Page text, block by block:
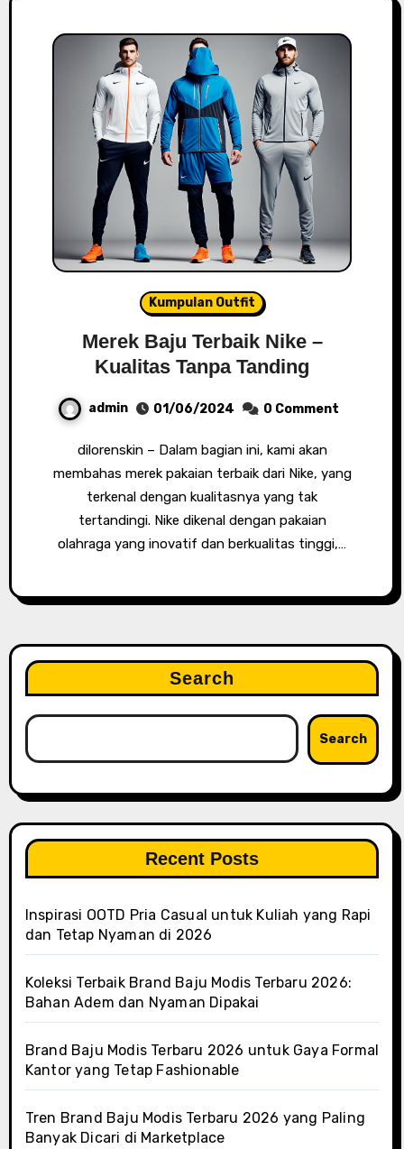
Kumpulan Outfit
Merek Baju Terbaik Nike –
Kualitas Tanpa Tanding
admin 01/06/2024 0 Comment
dilorenskin – Dalam bagian ini, kami akan
membahas merek pakaian terbaik dari Nike, yang
terkenal dengan kualitasnya yang tak
tertandingi. Nike dikenal dengan pakaian
olahraga yang inovatif dan berkualitas tinggi,…
Search
Search
Recent Posts
Inspirasi OOTD Pria Casual untuk Kuliah yang Rapi
dan Tetap Nyaman di 2026
Koleksi Terbaik Brand Baju Modis Terbaru 2026:
Bahan Adem dan Nyaman Dipakai
Brand Baju Modis Terbaru 2026 untuk Gaya Formal
Kantor yang Tetap Fashionable
Tren Brand Baju Modis Terbaru 2026 yang Paling
Banyak Dicari di Marketplace